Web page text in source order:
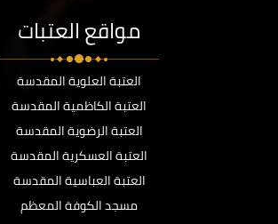
مواقع العتبات
العتبة العلوية المقدسة
العتبة الكاظمية المقدسة
العتبة الرضوية المقدسة
العتبة العسكرية المقدسة
العتبة العباسية المقدسة
مسجد الكوفة المعظم